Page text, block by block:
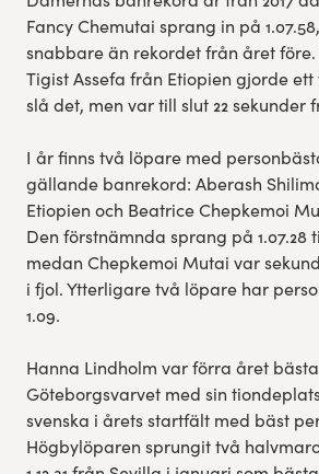
Fancy Chemutai sprang in på
snabbare än rekordet från året
Tigist Assefa från Etiopien gjorde
slå det, men var till slut 22 sekunder
I år finns två löpare med
gällande banrekord: Aberash
Etiopien och Beatrice Chepkemoi
Den förstnämnda sprang på 1.07.28
medan Chepkemoi Mutai var
i fjol. Ytterligare två löpare har
1.09.
Hanna Lindholm var förra året
Göteborgsvarvet med sin
svenska i årets startfält med bäst
Högbylöparen sprungit två